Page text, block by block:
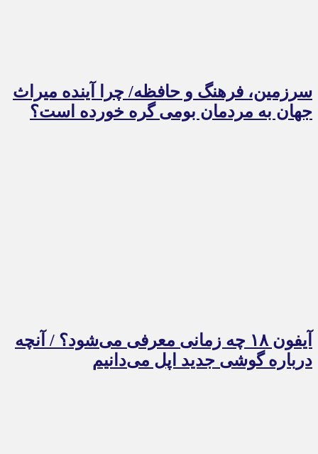
سرزمین، فرهنگ و حافظه/ چرا آینده میراث
جهان به مردمان بومی گره خورده است؟
آیفون ۱۸ چه زمانی معرفی می‌شود؟ / آنچه
درباره گوشی جدید اپل می‌دانیم